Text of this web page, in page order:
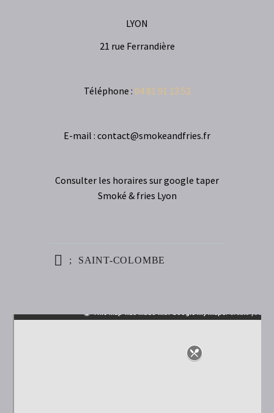
LYON
21 rue Ferrandière
Téléphone : 04 81 91 13 52
E-mail : contact@smokeandfries.fr
Consulter les horaires sur google taper
Smoké & fries Lyon
SAINT-COLOMBE